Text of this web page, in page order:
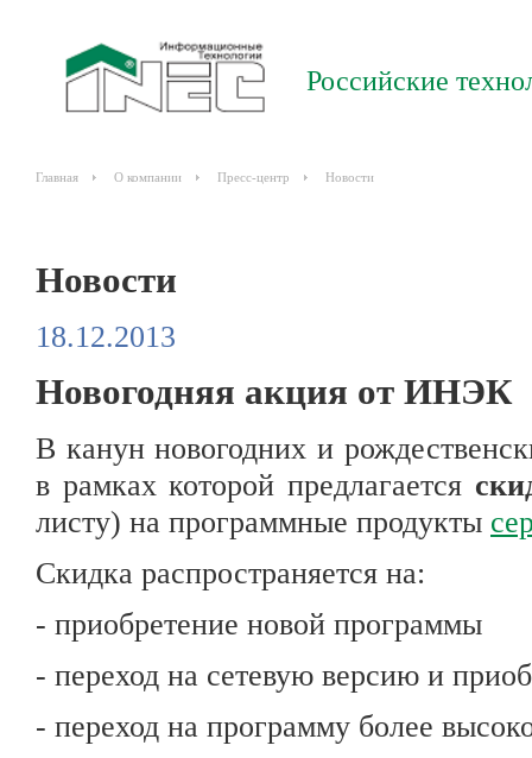
Российские
Главная О компании Пресс-центр Новости
Новости
18.12.2013
Новогодняя акция от ИНЭК
В канун новогодних и
в рамках которой предлагается
листу) на программные продукты
Скидка распространяется на:
- приобретение новой программы
- переход на сетевую версию и
- переход на программу более